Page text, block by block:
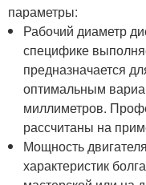
параметры:
Рабочий диаметр
специфике
предназначается
оптимальным
миллиметров.
рассчитаны на
Мощность
характеристик